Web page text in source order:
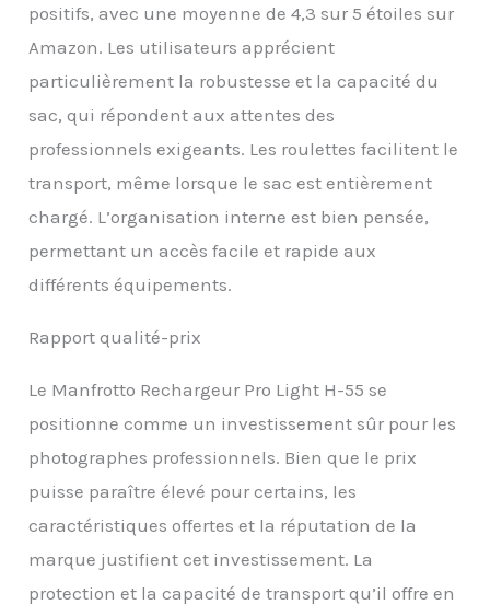
positifs, avec une moyenne de 4,3 sur 5 étoiles sur
Amazon. Les utilisateurs apprécient
particulièrement la robustesse et la capacité du
sac, qui répondent aux attentes des
professionnels exigeants. Les roulettes facilitent le
transport, même lorsque le sac est entièrement
chargé. L’organisation interne est bien pensée,
permettant un accès facile et rapide aux
différents équipements.
Rapport qualité-prix
Le Manfrotto Rechargeur Pro Light H-55 se
positionne comme un investissement sûr pour les
photographes professionnels. Bien que le prix
puisse paraître élevé pour certains, les
caractéristiques offertes et la réputation de la
marque justifient cet investissement. La
protection et la capacité de transport qu’il offre en